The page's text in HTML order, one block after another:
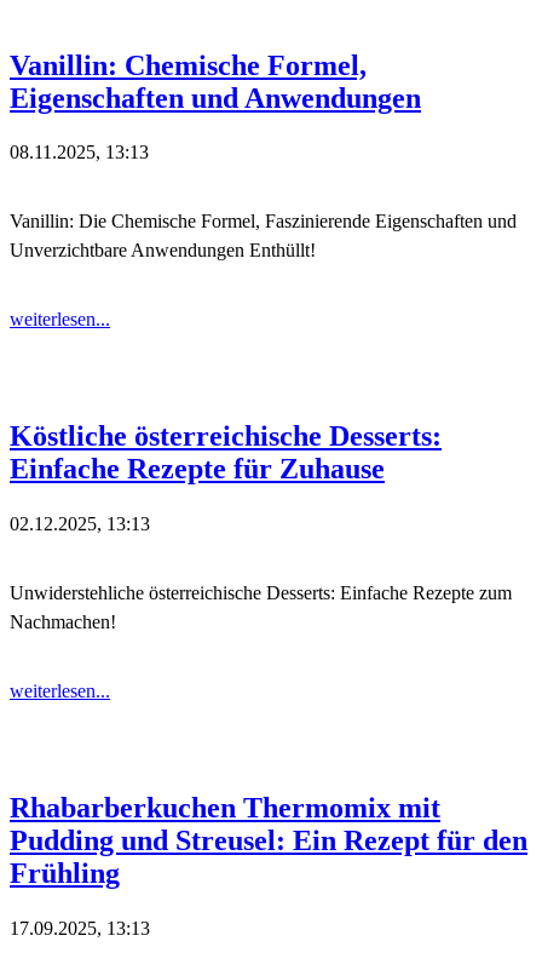
Vanillin: Chemische Formel,
Eigenschaften und Anwendungen
08.11.2025, 13:13
Vanillin: Die Chemische Formel, Faszinierende Eigenschaften und
Unverzichtbare Anwendungen Enthüllt!
weiterlesen...
Köstliche österreichische Desserts:
Einfache Rezepte für Zuhause
02.12.2025, 13:13
Unwiderstehliche österreichische Desserts: Einfache Rezepte zum
Nachmachen!
weiterlesen...
Rhabarberkuchen Thermomix mit
Pudding und Streusel: Ein Rezept für den
Frühling
17.09.2025, 13:13